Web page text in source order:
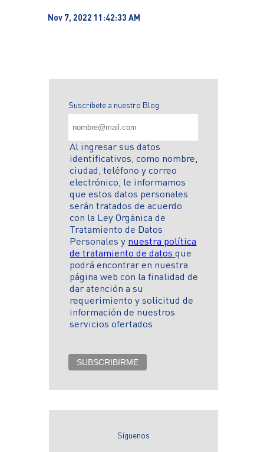
Nov 7, 2022 11:42:33 AM
Suscríbete a nuestro Blog
Al ingresar sus datos
identificativos, como nombre,
ciudad, teléfono y correo
electrónico, le informamos
que estos datos personales
serán tratados de acuerdo
con la Ley Orgánica de
Tratamiento de Datos
Personales y nuestra política
de tratamiento de datosque
podrá encontrar en nuestra
página web con la finalidad de
dar atención a su
requerimiento y solicitud de
información de nuestros
servicios ofertados.
Síguenos